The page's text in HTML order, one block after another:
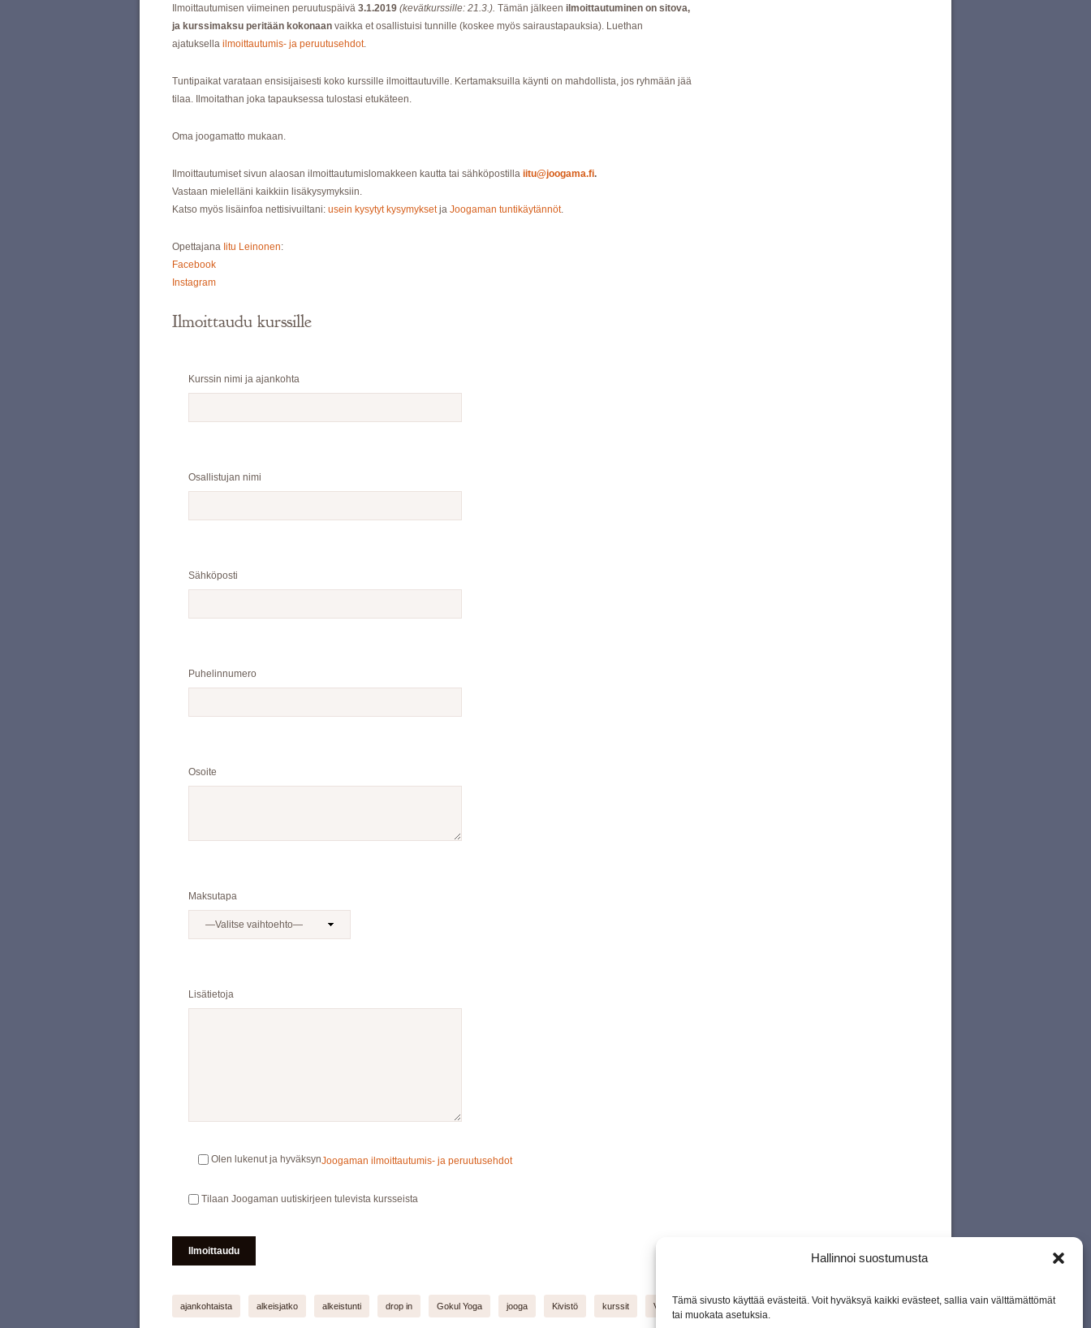
Hallinnoi suostumusta
Tämä sivusto käyttää evästeitä. Voit hyväksyä kaikki evästeet, sallia vain välttämättömät
tai muokata asetuksia.
Ilmoittautumisen viimeinen peruutuspäivä 3.1.2019 (kevätkurssille: 21.3.). Tämän jälkeen ilmoittautuminen on sitova,
ja kurssimaksu peritään kokonaan vaikka et osallistuisi tunnille (koskee myös sairaustapauksia). Luethan
ajatuksella ilmoittautumis- ja peruutusehdot.
Tuntipaikat varataan ensisijaisesti koko kurssille ilmoittautuville. Kertamaksuilla käynti on mahdollista, jos ryhmään jää
tilaa. Ilmoitathan joka tapauksessa tulostasi etukäteen.
Oma joogamatto mukaan.
Ilmoittautumiset sivun alaosan ilmoittautumislomakkeen kautta tai sähköpostilla iitu@joogama.fi.
Vastaan mielelläni kaikkiin lisäkysymyksiin.
Katso myös lisäinfoa nettisivuiltani: usein kysytyt kysymyksetja Joogaman tuntikäytännöt.
Opettajana Iitu Leinonen:
Facebook
Instagram
Ilmoittaudu kurssille
Kurssin nimi ja ajankohta
Osallistujan nimi
Sähköposti
Puhelinnumero
Osoite
Maksutapa
Lisätietoja
Olen lukenut ja hyväksynJoogaman ilmoittautumis- ja peruutusehdot
Tilaan Joogaman uutiskirjeen tulevista kursseista
ajankohtaista alkeisjatko alkeistunti drop in Gokul Yoga jooga Kivistö kurssit Vantaa